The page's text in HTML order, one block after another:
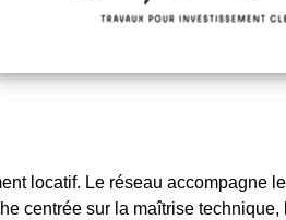
locatif. Le réseau accompagne
centrée sur la maîtrise technique,